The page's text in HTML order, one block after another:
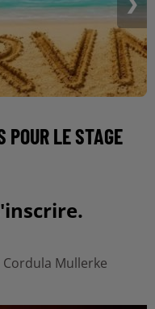
POUR LE STAGE
Mullerke